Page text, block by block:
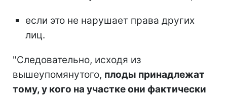
если это не нарушает права других
лиц.
"Следовательно, исходя из
вышеупомянутого, плоды принадлежат
тому, у кого на участке они фактически